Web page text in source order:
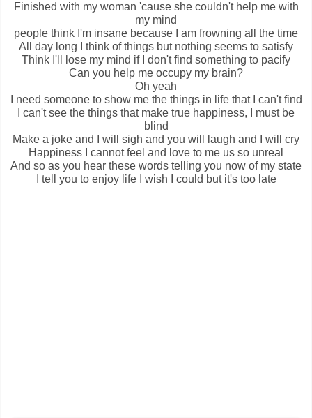
Finished with my woman 'cause she couldn't help me with
my mind
people think I'm insane because I am frowning all the time
All day long I think of things but nothing seems to satisfy
Think I'll lose my mind if I don't find something to pacify
Can you help me occupy my brain?
Oh yeah
I need someone to show me the things in life that I can't find
I can't see the things that make true happiness, I must be
blind
Make a joke and I will sigh and you will laugh and I will cry
Happiness I cannot feel and love to me us so unreal
And so as you hear these words telling you now of my state
I tell you to enjoy life I wish I could but it's too late